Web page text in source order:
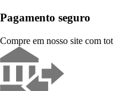
Pagamento seguro
Compre em nosso site com